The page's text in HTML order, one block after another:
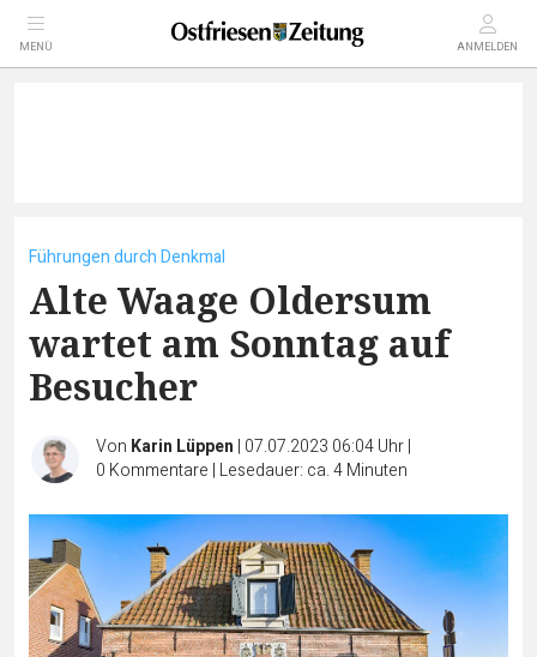
MENÜ ANMELDEN
Führungen durch Denkmal
Alte Waage Oldersum
wartet am Sonntag auf
Besucher
Von Karin Lüppen | 07.07.2023 06:04 Uhr|
0 Kommentare | Lesedauer: ca. 4 Minuten